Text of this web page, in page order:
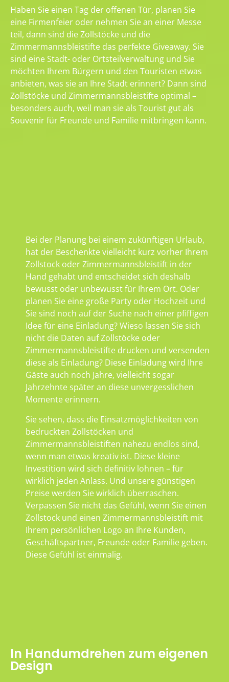
Haben Sie einen Tag der offenen Tür, planen Sie
eine Firmenfeier oder nehmen Sie an einer Messe
teil, dann sind die Zollstöcke und die
Zimmermannsbleistifte das perfekte Giveaway. Sie
sind eine Stadt- oder Ortsteilverwaltung und Sie
möchten Ihrem Bürgern und den Touristen etwas
anbieten, was sie an Ihre Stadt erinnert? Dann sind
Zollstöcke und Zimmermannsbleistifte optimal –
besonders auch, weil man sie als Tourist gut als
Souvenir für Freunde und Familie mitbringen kann.
Bei der Planung bei einem zukünftigen Urlaub,
hat der Beschenkte vielleicht kurz vorher Ihrem
Zollstock oder Zimmermannsbleistift in der
Hand gehabt und entscheidet sich deshalb
bewusst oder unbewusst für Ihrem Ort. Oder
planen Sie eine große Party oder Hochzeit und
Sie sind noch auf der Suche nach einer pfiffigen
Idee für eine Einladung? Wieso lassen Sie sich
nicht die Daten auf Zollstöcke oder
Zimmermannsbleistifte drucken und versenden
diese als Einladung? Diese Einladung wird Ihre
Gäste auch noch Jahre, vielleicht sogar
Jahrzehnte später an diese unvergesslichen
Momente erinnern.
Sie sehen, dass die Einsatzmöglichkeiten von
bedruckten Zollstöcken und
Zimmermannsbleistiften nahezu endlos sind,
wenn man etwas kreativ ist. Diese kleine
Investition wird sich definitiv lohnen – für
wirklich jeden Anlass. Und unsere günstigen
Preise werden Sie wirklich überraschen.
Verpassen Sie nicht das Gefühl, wenn Sie einen
Zollstock und einen Zimmermannsbleistift mit
Ihrem persönlichen Logo an Ihre Kunden,
Geschäftspartner, Freunde oder Familie geben.
Diese Gefühl ist einmalig.
In Handumdrehen zum eigenen
Design